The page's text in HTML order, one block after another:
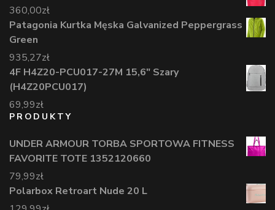
360,00zł
Patagonia Kurtka Męska Galvanized Peppergrass
Green
935,27zł
4F H4Z20-PCU017-27M 15,6" Szary
(H4Z20PCU017)
69,99zł
PRODUKTY
UNDER ARMOUR TORBA SPORTOWA FITNESS
FAVORITE TOTE 1352120660
79,99zł
Polarbox Retroart Nude 20 L